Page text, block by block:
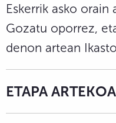
Eskerrik asko
Gozatu oporrez,
denon artean
ETAPA